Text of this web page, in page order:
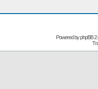
Powered byphpBB